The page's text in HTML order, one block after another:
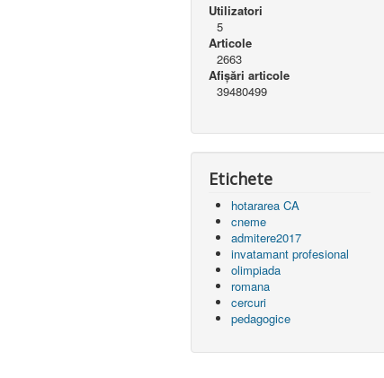
Utilizatori
5
Articole
2663
Afișări articole
39480499
Etichete
hotararea CA
cneme
admitere2017
invatamant profesional
olimpiada
romana
cercuri
pedagogice